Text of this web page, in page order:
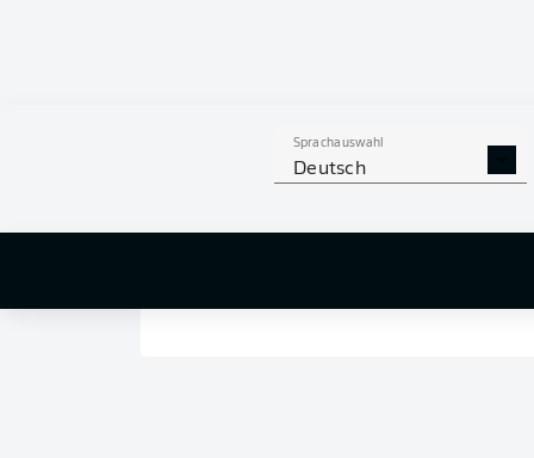
Sprachauswahl
Deutsch